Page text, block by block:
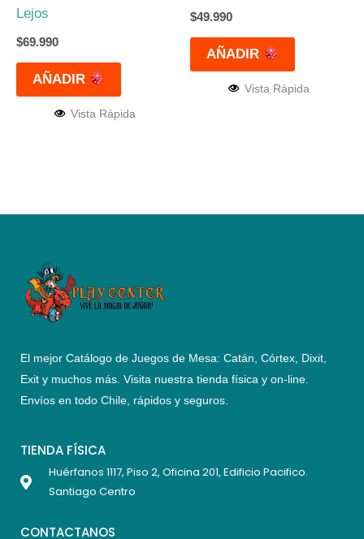
Lejos
$69.990
AÑADIR
Vista Rápida
$49.990
AÑADIR
Vista Rápida
El mejor Catálogo de Juegos de Mesa: Catán, Córtex, Dixit,
Exit y muchos más. Visita nuestra tienda física y on-line.
Envíos en todo Chile, rápidos y seguros
TIENDA FÍSICA
Huérfanos 1117, Piso 2, Oficina 201, Edificio Pacifico.
Santiago Centro
CONTACTANOS